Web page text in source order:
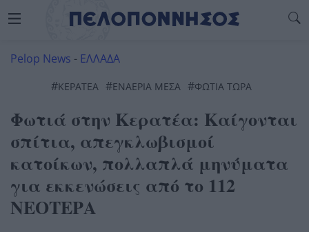
Pelop News - ΕΛΛΑΔΑ
#ΚΕΡΑΤΕΑ #ΕΝΑΕΡΙΑ ΜΕΣΑ #ΦΩΤΙΆ ΤΏΡΑ
Φωτιά στην Κερατέα: Καίγονται
σπίτια, απεγκλωβισμοί
κατοίκων, πολλαπλά μηνύματα
για εκκενώσεις από το 112
ΝΕΟΤΕΡΑ